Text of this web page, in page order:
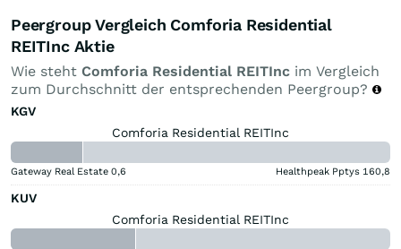
Peergroup Vergleich Comforia Residential
REITInc Aktie
Wie steht Comforia Residential REITInc im Vergleich
zum Durchschnitt der entsprechenden Peergroup?
KGV
Comforia Residential REITInc
Gateway Real Estate 0,6 Healthpeak Pptys 160,8
KUV
Comforia Residential REITInc